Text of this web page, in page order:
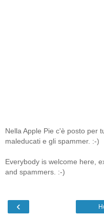
Nella Apple Pie c'è posto per
maleducati e gli spammer. :-)
Everybody is welcome here,
and spammers. :-)
‹